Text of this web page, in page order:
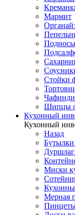
Мармит
Стойки
Щипцы
Кухонный
Кухонный
Назад
Бутылки
Миски
Мерная